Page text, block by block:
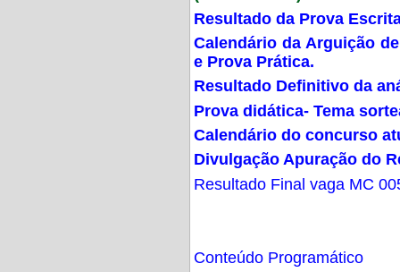
Resultado da Prova
Calendário da Arguição
e Prova Prática.
Resultado Definitivo da
Prova didática- Tema
Calendário do concurso
Divulgação Apuração do
Resultado Final vaga MC
Conteúdo Programático